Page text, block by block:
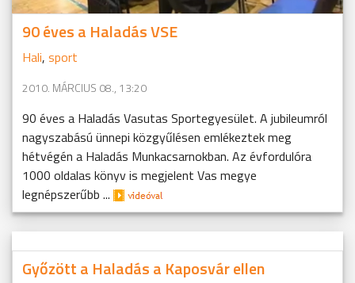
90 éves a Haladás VSE
Hali, sport
2010. MÁRCIUS 08., 13:20
90 éves a Haladás Vasutas Sportegyesület. A jubileumról
nagyszabású ünnepi közgyűlésen emlékeztek meg
hétvégén a Haladás Munkacsarnokban. Az évfordulóra
1000 oldalas könyv is megjelent Vas megye
legnépszerűbb ...
Győzött a Haladás a Kaposvár ellen